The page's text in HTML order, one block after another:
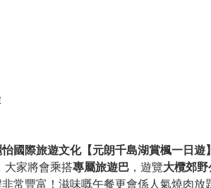
怡國際旅遊文化【元朗千島湖賞楓一日遊】
大家將會乘搭專屬旅遊巴 ，遊覽大欖郊野
常豐富！滋味嘅午餐更會係人氣燒肉放